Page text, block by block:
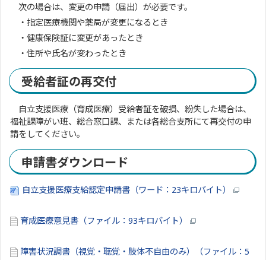
次の場合は、変更の申請（届出）が必要です。
・指定医療機関や薬局が変更になるとき
・健康保険証に変更があったとき
・住所や氏名が変わったとき
受給者証の再交付
自立支援医療（育成医療）受給者証を破損、紛失した場合は、
福祉課障がい班、総合窓口課、または各総合支所にて再交付の申
請をしてください。
申請書ダウンロード
自立支援医療支給認定申請書（ワード：23キロバイト）
育成医療意見書（ファイル：93キロバイト）
障害状況調書（視覚・聴覚・肢体不自由のみ）（ファイル：5